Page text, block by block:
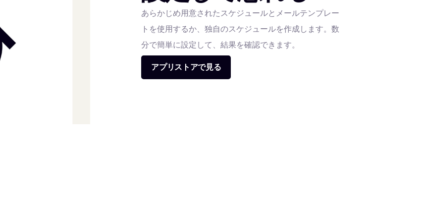
あらかじめ用意されたスケジュールとメールテンプレー
トを使用するか、独自のスケジュールを作成します。数
分で簡単に設定して、結果を確認できます。
アプリストアで見る